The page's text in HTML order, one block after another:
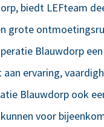
biedt LEFteam
grote
Blauwdorp
ervaring,
Blauwdorp ook
voor